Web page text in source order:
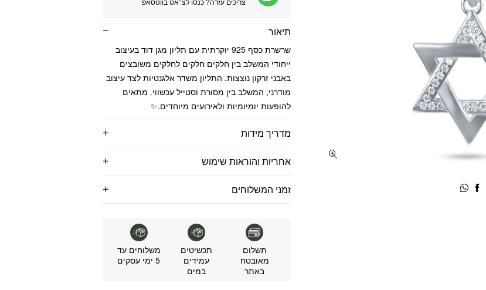
תיאור
שרשרת כסף 925 יוקרתית עם תליון מגן דוד בעיצוב
ייחודי המשלב בין חלקים חלקים לחלקים משובצים
באבני זרקון נוצצות. התליון משדר אלגנטיות לצד עיצוב
מודרני, המשלב בין מסורת וסטייל עכשווי. מתאים
להופעות יומיומיות ולאירועים מיוחדים.✨
מדריך מידות
אחריות והוראות שימוש
זמני המשלוחים
תשלום
מאובטח
באתר
תכשיטים
עמידים
במים
משלוחים עד
5 ימי עסקים